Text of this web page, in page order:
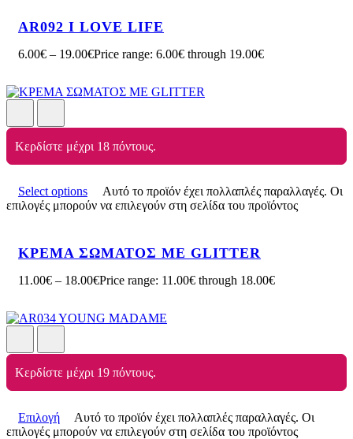
AR092 I LOVE LIFE
6.00€ – 19.00€Price range: 6.00€ through 19.00€
Κερδίστε μέχρι 18 πόντους.
Select options
Αυτό το προϊόν έχει πολλαπλές παραλλαγές. Οι
επιλογές μπορούν να επιλεγούν στη σελίδα του προϊόντος
ΚΡΕΜΑ ΣΩΜΑΤΟΣ ΜΕ GLITTER
11.00€ – 18.00€Price range: 11.00€ through 18.00€
Κερδίστε μέχρι 19 πόντους.
Επιλογή
Αυτό το προϊόν έχει πολλαπλές παραλλαγές. Οι
επιλογές μπορούν να επιλεγούν στη σελίδα του προϊόντος